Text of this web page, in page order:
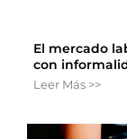
El mercado
con
Leer Más >>